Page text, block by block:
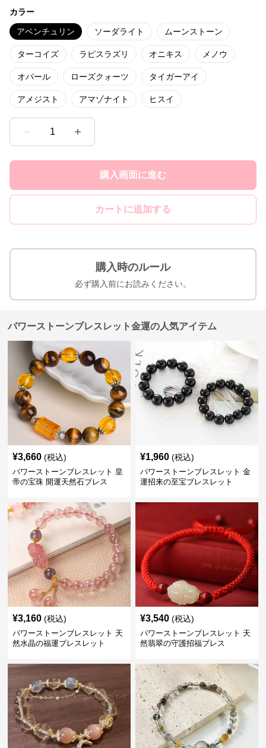
カラー
アベンチュリン ソーダライト ムーンストーン
ターコイズ ラピスラズリ オニキス メノウ
オパール ローズクォーツ タイガーアイ
アメジスト アマゾナイト ヒスイ
1
購入画面に進む
カートに追加する
購入時のルール
必ず購入前にお読みください。
パワーストーンブレスレット金運の人気アイテム
¥3,660 (税込)
パワーストーンブレスレット 皇
帝の宝珠 開運天然石ブレス
¥1,960 (税込)
パワーストーンブレスレット 金
運招来の至宝ブレスレット
¥3,160 (税込)
パワーストーンブレスレット 天
然水晶の福運ブレスレット
¥3,540 (税込)
パワーストーンブレスレット 天
然翡翠の守護招福ブレス